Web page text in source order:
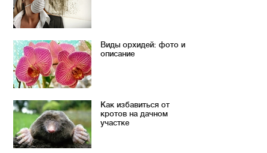
Виды орхидей: фото и
описание
Как избавиться от
кротов на дачном
участке